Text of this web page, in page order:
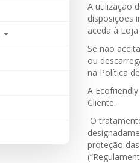
A utilização
disposições
aceda à Loja
Se não
ou
na Política
A
Cliente.
O
proteção